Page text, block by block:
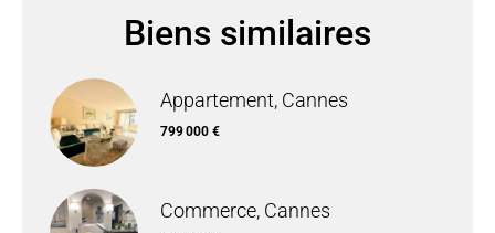
Biens similaires
Appartement, Cannes
799 000 €
Commerce, Cannes